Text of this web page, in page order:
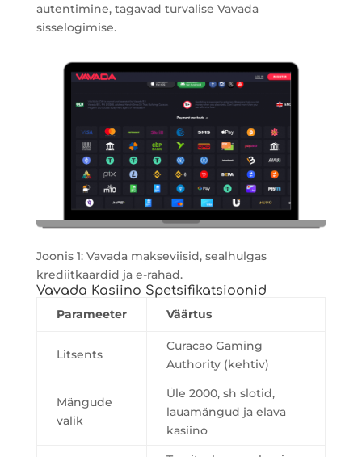
autentimine, tagavad turvalise Vavada
sisselogimise.
Joonis 1: Vavada makseviisid, sealhulgas
krediitkaardid ja e-rahad.
Vavada Kasiino Spetsifikatsioonid
Parameeter
Väärtus
Litsents
Curacao Gaming
Authority (kehtiv)
Mängude
valik
Üle 2000, sh slotid,
lauamängud ja elava
kasiino